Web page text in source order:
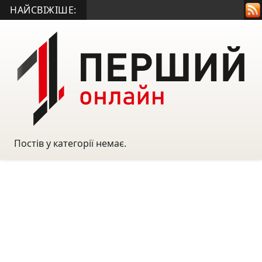
НАЙСВІЖІШЕ:
Постів у категорії немає.